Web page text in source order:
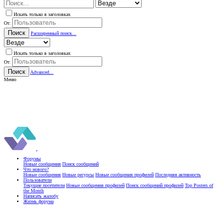
Искать только в заголовках
От:
Поиск Расширенный поиск...
Искать только в заголовках
От:
Поиск
Advanced...
Меню
Форумы
Новые сообщения Поиск сообщений
Что нового?
Новые сообщения Новые ресурсы Новые сообщения профилей Последняя активность
Пользователи
Текущие посетители Новые сообщения профилей Поиск сообщений профилей Top Posters of
the Month
Написать жалобу
Жизнь форума